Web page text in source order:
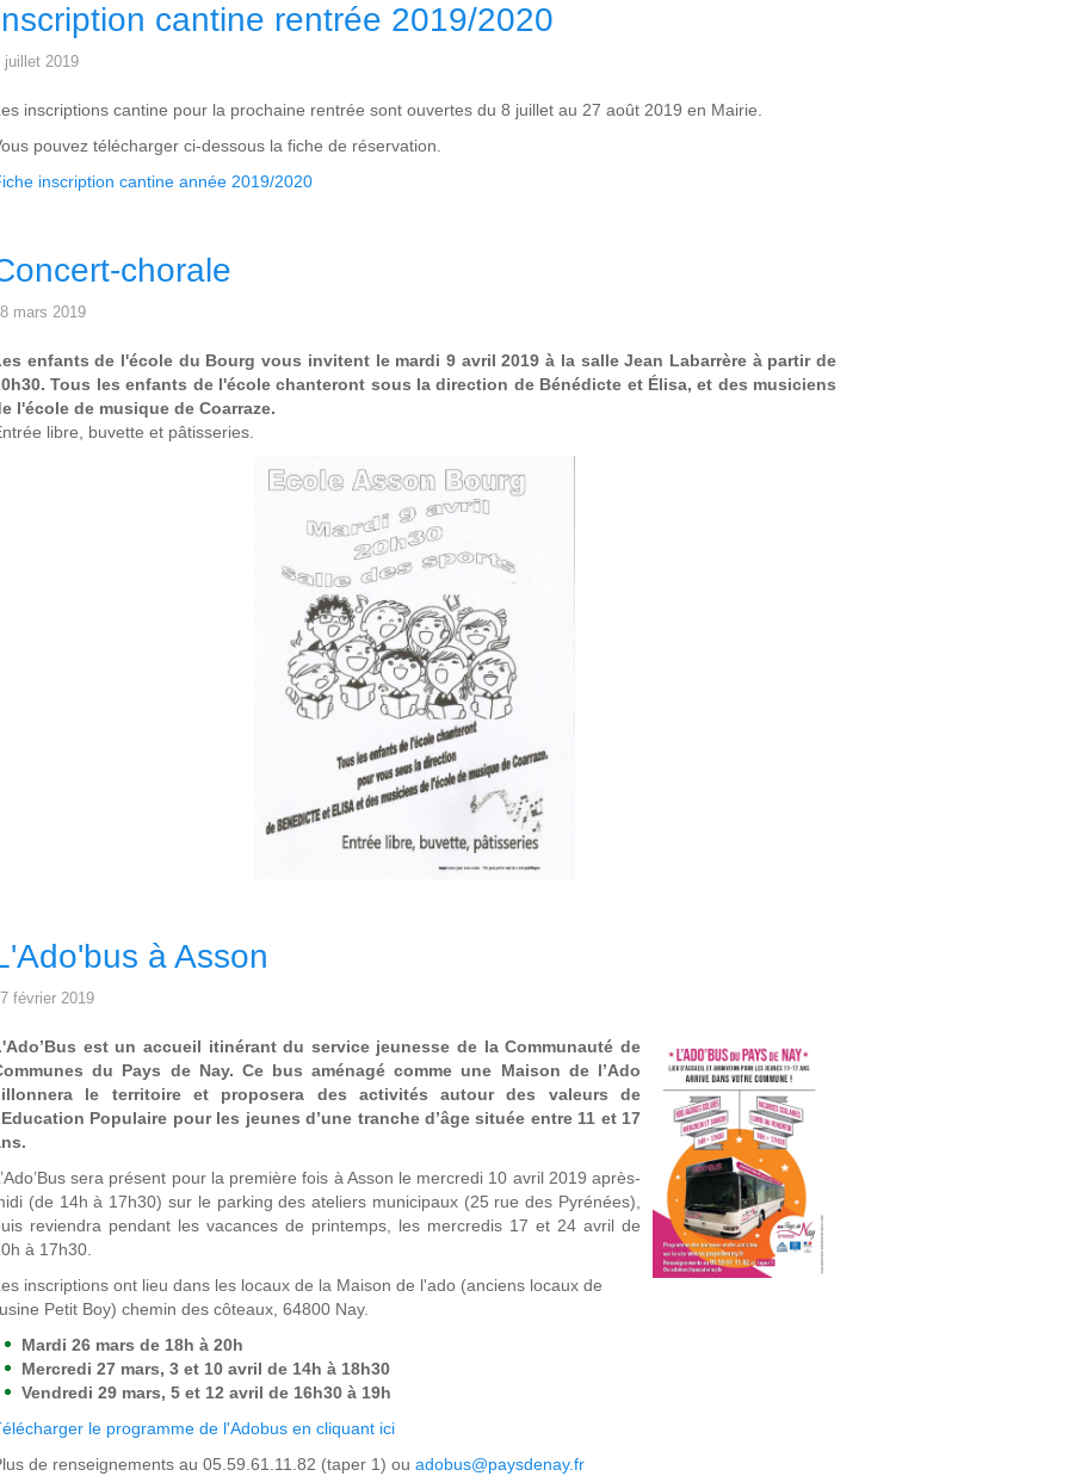
cantine rentrée 2019/2020
juillet 2019
inscriptions cantine pour la prochaine rentrée sont ouvertes du 8 juillet au 27 août 2019 en Mairie.
pouvez télécharger ci-dessous la fiche de réservation.
inscription cantine année 2019/2020
chorale
mars 2019
enfants de l'école du Bourg vous invitent le mardi 9 avril 2019 à la salle Jean Labarrère à partir de
Tous les enfants de l'école chanteront sous la direction de Bénédicte et Élisa, et des musiciens
l'école de musique de Coarraze.
libre, buvette et pâtisseries.
à Asson
février 2019
est un accueil itinérant du service jeunesse de la Communauté de
du Pays de Nay. Ce bus aménagé comme une Maison de l’Ado
le territoire et proposera des activités autour des valeurs de
Populaire pour les jeunes d’une tranche d’âge située entre 11 et 17
sera présent pour la première fois à Asson le mercredi 10 avril 2019 après-
(de 14h à 17h30) sur le parking des ateliers municipaux (25 rue des Pyrénées),
reviendra pendant les vacances de printemps, les mercredis 17 et 24 avril de
à 17h30.
inscriptions ont lieu dans les locaux de la Maison de l'ado (anciens locaux de
Petit Boy) chemin des côteaux, 64800 Nay.
Mardi 26 mars de 18h à 20h
Mercredi 27 mars, 3 et 10 avril de 14h à 18h30
Vendredi 29 mars, 5 et 12 avril de 16h30 à 19h
le programme de l'Adobus en cliquant ici
de renseignements au 05.59.61.11.82 (taper 1) ou adobus@paysdenay.fr